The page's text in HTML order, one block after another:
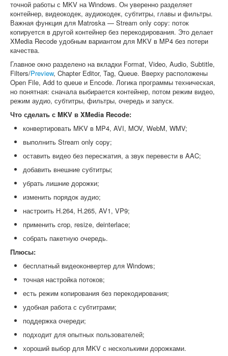
точной работы с MKV на Windows. Он уверенно разделяет
контейнер, видеокодек, аудиокодек, субтитры, главы и фильтры.
Важная функция для Matroska — Stream only copy: поток
копируется в другой контейнер без перекодирования. Это делает
XMedia Recode удобным вариантом для MKV в MP4 без потери
качества.
Главное окно разделено на вкладки Format, Video, Audio, Subtitle,
Filters/Preview, Chapter Editor, Tag, Queue. Вверху расположены
Open File, Add to queue и Encode. Логика программы техническая,
но понятная: сначала выбирается контейнер, потом режим видео,
режим аудио, субтитры, фильтры, очередь и запуск.
Что сделать с MKV в XMedia Recode:
конвертировать MKV в MP4, AVI, MOV, WebM, WMV;
выполнить Stream only copy;
оставить видео без пересжатия, а звук перевести в AAC;
добавить внешние субтитры;
убрать лишние дорожки;
изменить порядок аудио;
настроить H.264, H.265, AV1, VP9;
применить crop, resize, deinterlace;
собрать пакетную очередь.
Плюсы:
бесплатный видеоконвертер для Windows;
точная настройка потоков;
есть режим копирования без перекодирования;
удобная работа с субтитрами;
поддержка очереди;
подходит для опытных пользователей;
хороший выбор для MKV с несколькими дорожками.